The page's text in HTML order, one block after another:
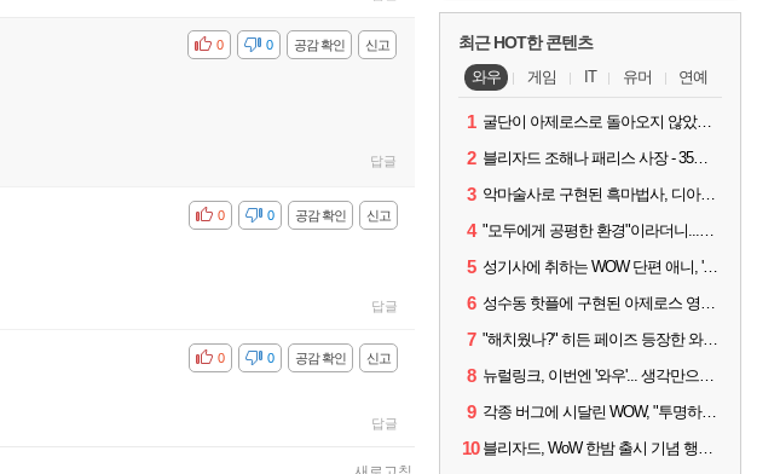
신고
공감 확인
비공감 0
0
답글
신고
공감 확인
비공감 0
0
답글
신고
공감 확인
비공감 0
0
답글
최근 HOT한 콘텐츠
와우 게임 IT 유머 연예
1 굴단이 아제로스로 돌아오지 않았다면? 와우 클래식+ 주목
2 블리자드 조해나 패리스 사장 - 35년 역사, 그리고 비전
3 악마술사로 구현된 흑마법사, 디아4 x 와우 콜라보 살펴보기
4 "모두에게 공평한 환경"이라더니...여전히 살아있는 애드온
5 성기사에 취하는 WOW 단편 애니, '신성한 모든 것'
6 성수동 핫플에 구현된 아제로스 영웅들의 안식처, WoW 홈스윗홈
7 "해치웠나?" 히든 페이즈 등장한 와우 '한밤', 세계 최초 킬은 '팀 리퀴드'
8 뉴럴링크, 이번엔 '와우'... 생각만으로 게임하는 시대 성큼
9 각종 버그에 시달린 WOW, "투명하고 신속한 소통과 대응 약속"
10 블리자드, WoW 한밤 출시 기념 행사 '홈스윗홈' 28일 개최